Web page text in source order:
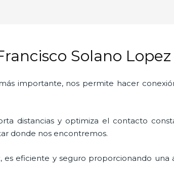
Solano Lopez
importante, nos permite hacer
distancias y optimiza el contacto
donde nos encontremos.
, es eficiente y seguro proporcionando una